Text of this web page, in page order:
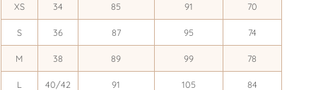
XS 34 85 91 70
S 36 87 95 74
M 38 89 99 78
L 40/42 91 105 84